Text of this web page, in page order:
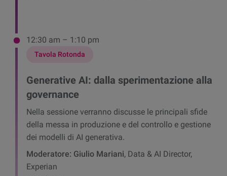
12:30 am – 1:10 pm
Tavola Rotonda
Generative AI: dalla sperimentazione alla
governance
Nella sessione verranno discusse le principali sfide
della messa in produzione e del controllo e gestione
dei modelli di AI generativa.
Moderatore: Giulio Mariani, Data & AI Director,
Experian